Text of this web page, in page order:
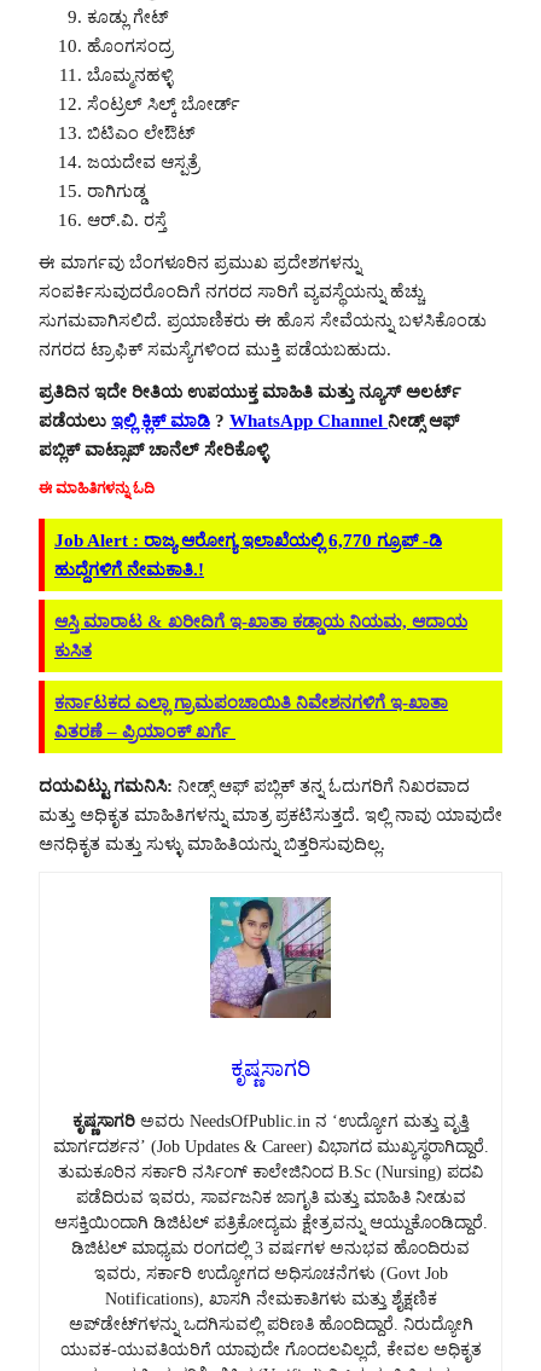
ಕೂಡ್ಲು ಗೇಟ್
ಹೊಂಗಸಂದ್ರ
ಬೊಮ್ಮನಹಳ್ಳಿ
ಸೆಂಟ್ರಲ್ ಸಿಲ್ಕ್ ಬೋರ್ಡ್
ಬಿಟಿಎಂ ಲೇಔಟ್
ಜಯದೇವ ಆಸ್ಪತ್ರೆ
ರಾಗಿಗುಡ್ಡ
ಆರ್.ವಿ. ರಸ್ತೆ
ಈ ಮಾರ್ಗವು ಬೆಂಗಳೂರಿನ ಪ್ರಮುಖ ಪ್ರದೇಶಗಳನ್ನು
ಸಂಪರ್ಕಿಸುವುದರೊಂದಿಗೆ ನಗರದ ಸಾರಿಗೆ ವ್ಯವಸ್ಥೆಯನ್ನು ಹೆಚ್ಚು
ಸುಗಮವಾಗಿಸಲಿದೆ. ಪ್ರಯಾಣಿಕರು ಈ ಹೊಸ ಸೇವೆಯನ್ನು ಬಳಸಿಕೊಂಡು
ನಗರದ ಟ್ರಾಫಿಕ್ ಸಮಸ್ಯೆಗಳಿಂದ ಮುಕ್ತಿ ಪಡೆಯಬಹುದು.
ಪ್ರತಿದಿನ ಇದೇ ರೀತಿಯ ಉಪಯುಕ್ತ ಮಾಹಿತಿ ಮತ್ತು ನ್ಯೂಸ್ ಅಲರ್ಟ್
ಪಡೆಯಲು ಇಲ್ಲಿ ಕ್ಲಿಕ್ ಮಾಡಿ ? WhatsApp Channel ನೀಡ್ಸ್ ಆಫ್
ಪಬ್ಲಿಕ್ ವಾಟ್ಸಾಪ್ ಚಾನೆಲ್ ಸೇರಿಕೊಳ್ಳಿ
ಈ ಮಾಹಿತಿಗಳನ್ನು ಓದಿ
Job Alert : ರಾಜ್ಯ ಆರೋಗ್ಯ ಇಲಾಖೆಯಲ್ಲಿ 6,770 ಗ್ರೂಪ್ -ಡಿ
ಹುದ್ದೆಗಳಿಗೆ ನೇಮಕಾತಿ.!
ಆಸ್ತಿ ಮಾರಾಟ & ಖರೀದಿಗೆ ಇ-ಖಾತಾ ಕಡ್ಡಾಯ ನಿಯಮ, ಆದಾಯ
ಕುಸಿತ
ಕರ್ನಾಟಕದ ಎಲ್ಲಾ ಗ್ರಾಮಪಂಚಾಯಿತಿ ನಿವೇಶನಗಳಿಗೆ ಇ-ಖಾತಾ
ವಿತರಣೆ – ಪ್ರಿಯಾಂಕ್ ಖರ್ಗೆ
ದಯವಿಟ್ಟು ಗಮನಿಸಿ: ನೀಡ್ಸ್ ಆಫ್ ಪಬ್ಲಿಕ್ ತನ್ನ ಓದುಗರಿಗೆ ನಿಖರವಾದ
ಮತ್ತು ಅಧಿಕೃತ ಮಾಹಿತಿಗಳನ್ನು ಮಾತ್ರ ಪ್ರಕಟಿಸುತ್ತದೆ. ಇಲ್ಲಿ ನಾವು ಯಾವುದೇ
ಅನಧಿಕೃತ ಮತ್ತು ಸುಳ್ಳು ಮಾಹಿತಿಯನ್ನು ಬಿತ್ತರಿಸುವುದಿಲ್ಲ.
ಕೃಷ್ಣಸಾಗರಿ
ಕೃಷ್ಣಸಾಗರಿ ಅವರು NeedsOfPublic.in ನ ‘ಉದ್ಯೋಗ ಮತ್ತು ವೃತ್ತಿ
ಮಾರ್ಗದರ್ಶನ’ (Job Updates & Career) ವಿಭಾಗದ ಮುಖ್ಯಸ್ಥರಾಗಿದ್ದಾರೆ.
ತುಮಕೂರಿನ ಸರ್ಕಾರಿ ನರ್ಸಿಂಗ್ ಕಾಲೇಜಿನಿಂದ B.Sc (Nursing) ಪದವಿ
ಪಡೆದಿರುವ ಇವರು, ಸಾರ್ವಜನಿಕ ಜಾಗೃತಿ ಮತ್ತು ಮಾಹಿತಿ ನೀಡುವ
ಆಸಕ್ತಿಯಿಂದಾಗಿ ಡಿಜಿಟಲ್ ಪತ್ರಿಕೋದ್ಯಮ ಕ್ಷೇತ್ರವನ್ನು ಆಯ್ದುಕೊಂಡಿದ್ದಾರೆ.
ಡಿಜಿಟಲ್ ಮಾಧ್ಯಮ ರಂಗದಲ್ಲಿ 3 ವರ್ಷಗಳ ಅನುಭವ ಹೊಂದಿರುವ
ಇವರು, ಸರ್ಕಾರಿ ಉದ್ಯೋಗದ ಅಧಿಸೂಚನೆಗಳು (Govt Job
Notifications), ಖಾಸಗಿ ನೇಮಕಾತಿಗಳು ಮತ್ತು ಶೈಕ್ಷಣಿಕ
ಅಪ್‌ಡೇಟ್‌ಗಳನ್ನು ಒದಗಿಸುವಲ್ಲಿ ಪರಿಣತಿ ಹೊಂದಿದ್ದಾರೆ. ನಿರುದ್ಯೋಗಿ
ಯುವಕ-ಯುವತಿಯರಿಗೆ ಯಾವುದೇ ಗೊಂದಲವಿಲ್ಲದೆ, ಕೇವಲ ಅಧಿಕೃತ